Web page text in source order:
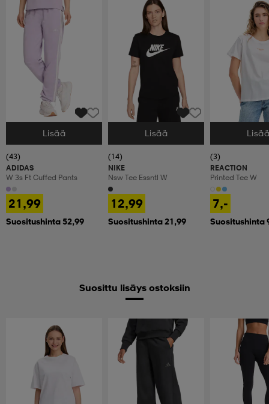
Valitse Koko
Lisää
(43)
ADIDAS
W 3s Ft Cuffed Pants
21,99
Suositushinta 52,99
Valitse Koko
Lisää
(14)
NIKE
Nsw Tee Essntl W
12,99
Suositushinta 21,99
Valitse Koko
(3)
REACTION
Printed Tee W
7,-
Suositushinta
Suosittu lisäys ostoksiin